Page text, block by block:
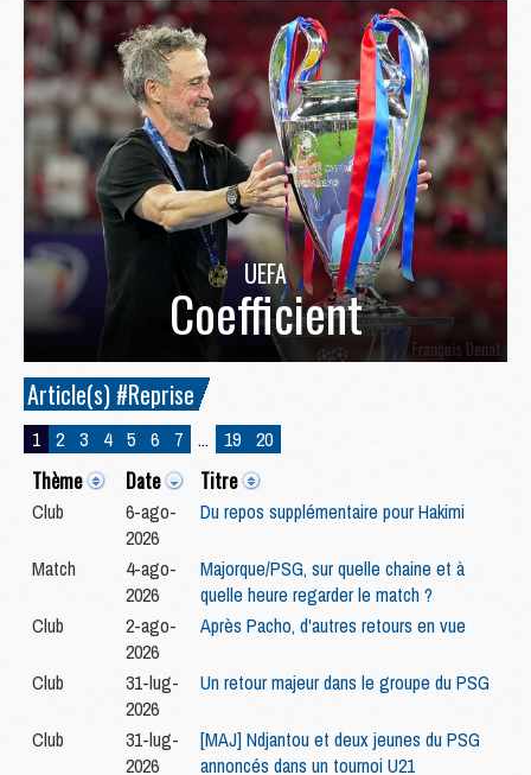
UEFA
Coefficient
Article(s) #Reprise
1 2 3 4 5 6 7 ... 19 20
Thème Date Titre
Club
6-ago-
2026
Du repos supplémentaire pour Hakimi
Match
4-ago-
2026
Majorque/PSG, sur quelle chaine et à
quelle heure regarder le match ?
Club
2-ago-
2026
Après Pacho, d'autres retours en vue
Club
31-lug-
2026
Un retour majeur dans le groupe du PSG
Club
31-lug-
2026
[MAJ] Ndjantou et deux jeunes du PSG
annoncés dans un tournoi U21